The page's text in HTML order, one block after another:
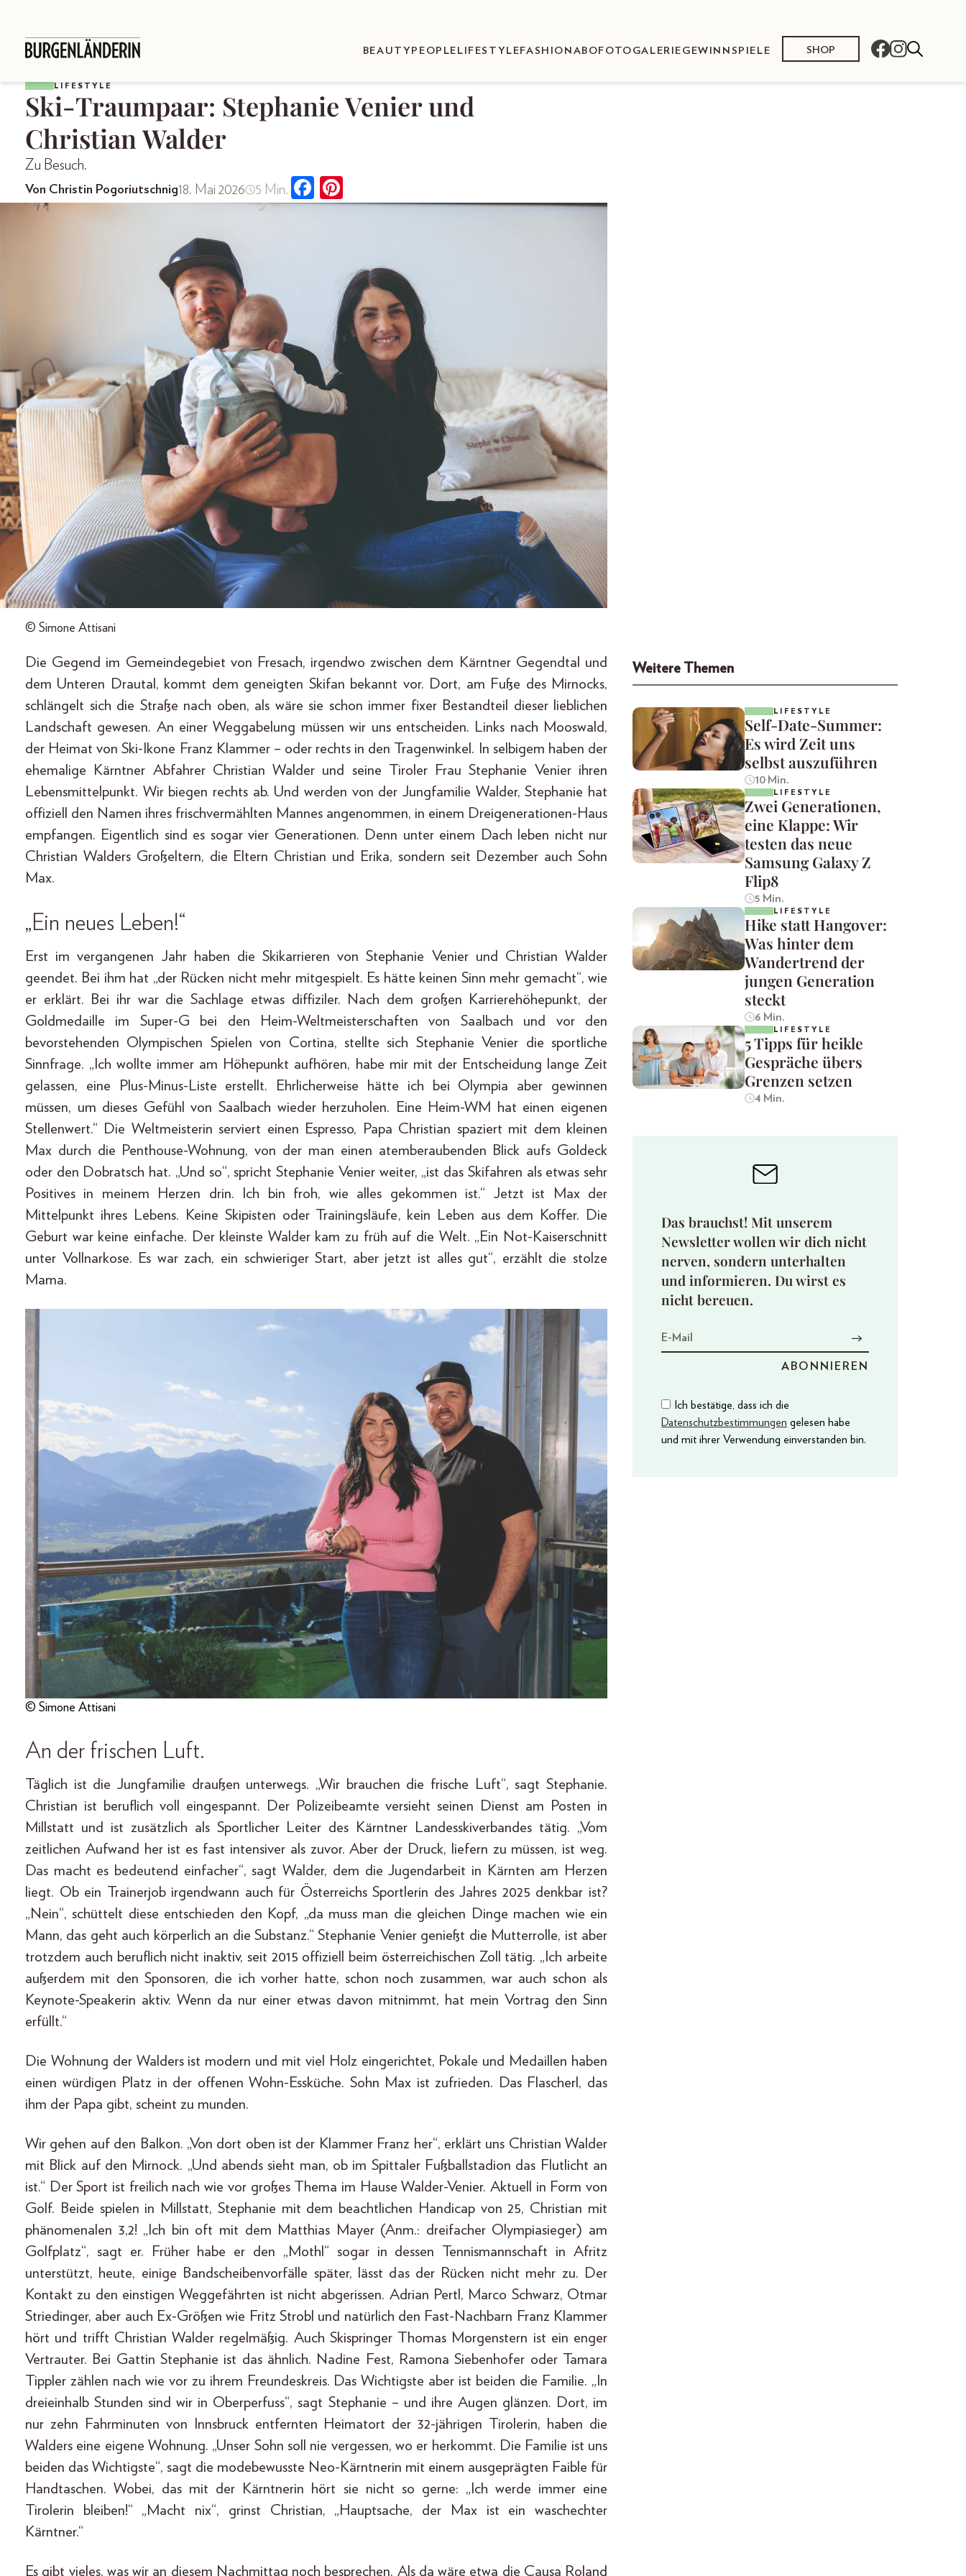
BEAUTY PEOPLE LIFESTYLEFASHION ABOFOTOGALERIE GEWINNSPIELE SHOP
LIFESTYLE
Ski-Traumpaar: Stephanie Venier und
Christian Walder
Zu Besuch.
Von Christin Pogoriutschnig18. Mai 2026 5 Min.
© Simone Attisani
Die Gegend im Gemeindegebiet von Fresach, irgendwo zwischen dem Kärntner Gegendtal und
dem Unteren Drautal, kommt dem geneigten Skifan bekannt vor. Dort, am Fuße des Mirnocks,
schlängelt sich die Straße nach oben, als wäre sie schon immer fixer Bestandteil dieser lieblichen
Landschaft gewesen. An einer Weggabelung müssen wir uns entscheiden. Links nach Mooswald,
der Heimat von Ski-Ikone Franz Klammer – oder rechts in den Tragenwinkel. In selbigem haben der
ehemalige Kärntner Abfahrer Christian Walder und seine Tiroler Frau Stephanie Venier ihren
Lebensmittelpunkt. Wir biegen rechts ab. Und werden von der Jungfamilie Walder, Stephanie hat
offiziell den Namen ihres frischvermählten Mannes angenommen, in einem Dreigenerationen-Haus
empfangen. Eigentlich sind es sogar vier Generationen. Denn unter einem Dach leben nicht nur
Christian Walders Großeltern, die Eltern Christian und Erika, sondern seit Dezember auch Sohn
Max.
„Ein neues Leben!“
Erst im vergangenen Jahr haben die Skikarrieren von Stephanie Venier und Christian Walder
geendet. Bei ihm hat „der Rücken nicht mehr mitgespielt. Es hätte keinen Sinn mehr gemacht“, wie
er erklärt. Bei ihr war die Sachlage etwas diffiziler. Nach dem großen Karrierehöhepunkt, der
Goldmedaille im Super-G bei den Heim-Weltmeisterschaften von Saalbach und vor den
bevorstehenden Olympischen Spielen von Cortina, stellte sich Stephanie Venier die sportliche
Sinnfrage. „Ich wollte immer am Höhepunkt aufhören, habe mir mit der Entscheidung lange Zeit
gelassen, eine Plus-Minus-Liste erstellt. Ehrlicherweise hätte ich bei Olympia aber gewinnen
müssen, um dieses Gefühl von Saalbach wieder herzuholen. Eine Heim-WM hat einen eigenen
Stellenwert.“ Die Weltmeisterin serviert einen Espresso, Papa Christian spaziert mit dem kleinen
Max durch die Penthouse-Wohnung, von der man einen atemberaubenden Blick aufs Goldeck
oder den Dobratsch hat. „Und so“, spricht Stephanie Venier weiter, „ist das Skifahren als etwas sehr
Positives in meinem Herzen drin. Ich bin froh, wie alles gekommen ist.“ Jetzt ist Max der
Mittelpunkt ihres Lebens. Keine Skipisten oder Trainingsläufe, kein Leben aus dem Koffer. Die
Geburt war keine einfache. Der kleinste Walder kam zu früh auf die Welt. „Ein Not-Kaiserschnitt
unter Vollnarkose. Es war zach, ein schwieriger Start, aber jetzt ist alles gut“, erzählt die stolze
Mama.
© Simone Attisani
An der frischen Luft.
Täglich ist die Jungfamilie draußen unterwegs. „Wir brauchen die frische Luft“, sagt Stephanie.
Christian ist beruflich voll eingespannt. Der Polizeibeamte versieht seinen Dienst am Posten in
Millstatt und ist zusätzlich als Sportlicher Leiter des Kärntner Landesskiverbandes tätig. „Vom
zeitlichen Aufwand her ist es fast intensiver als zuvor. Aber der Druck, liefern zu müssen, ist weg.
Das macht es bedeutend einfacher“, sagt Walder, dem die Jugendarbeit in Kärnten am Herzen
liegt. Ob ein Trainerjob irgendwann auch für Österreichs Sportlerin des Jahres 2025 denkbar ist?
„Nein“, schüttelt diese entschieden den Kopf, „da muss man die gleichen Dinge machen wie ein
Mann, das geht auch körperlich an die Substanz.“ Stephanie Venier genießt die Mutterrolle, ist aber
trotzdem auch beruflich nicht inaktiv, seit 2015 offiziell beim österreichischen Zoll tätig. „Ich arbeite
außerdem mit den Sponsoren, die ich vorher hatte, schon noch zusammen, war auch schon als
Keynote-Speakerin aktiv. Wenn da nur einer etwas davon mitnimmt, hat mein Vortrag den Sinn
erfüllt.“
Die Wohnung der Walders ist modern und mit viel Holz eingerichtet, Pokale und Medaillen haben
einen würdigen Platz in der offenen Wohn-Essküche. Sohn Max ist zufrieden. Das Flascherl, das
ihm der Papa gibt, scheint zu munden.
Wir gehen auf den Balkon. „Von dort oben ist der Klammer Franz her“, erklärt uns Christian Walder
mit Blick auf den Mirnock. „Und abends sieht man, ob im Spittaler Fußballstadion das Flutlicht an
ist.“ Der Sport ist freilich nach wie vor großes Thema im Hause Walder-Venier. Aktuell in Form von
Golf. Beide spielen in Millstatt, Stephanie mit dem beachtlichen Handicap von 25, Christian mit
phänomenalen 3,2! „Ich bin oft mit dem Matthias Mayer (Anm.: dreifacher Olympiasieger) am
Golfplatz“, sagt er. Früher habe er den „Mothl“ sogar in dessen Tennismannschaft in Afritz
unterstützt, heute, einige Bandscheibenvorfälle später, lässt das der Rücken nicht mehr zu. Der
Kontakt zu den einstigen Weggefährten ist nicht abgerissen. Adrian Pertl, Marco Schwarz, Otmar
Striedinger, aber auch Ex-Größen wie Fritz Strobl und natürlich den Fast-Nachbarn Franz Klammer
hört und trifft Christian Walder regelmäßig. Auch Skispringer Thomas Morgenstern ist ein enger
Vertrauter. Bei Gattin Stephanie ist das ähnlich. Nadine Fest, Ramona Siebenhofer oder Tamara
Tippler zählen nach wie vor zu ihrem Freundeskreis. Das Wichtigste aber ist beiden die Familie. „In
dreieinhalb Stunden sind wir in Oberperfuss“, sagt Stephanie – und ihre Augen glänzen. Dort, im
nur zehn Fahrminuten von Innsbruck entfernten Heimatort der 32-jährigen Tirolerin, haben die
Walders eine eigene Wohnung. „Unser Sohn soll nie vergessen, wo er herkommt. Die Familie ist uns
beiden das Wichtigste“, sagt die modebewusste Neo-Kärntnerin mit einem ausgeprägten Faible für
Handtaschen. Wobei, das mit der Kärntnerin hört sie nicht so gerne: „Ich werde immer eine
Tirolerin bleiben!“ „Macht nix“, grinst Christian, „Hauptsache, der Max ist ein waschechter
Kärntner.“
Es gibt vieles, was wir an diesem Nachmittag noch besprechen. Als da wäre etwa die Causa Roland
Weitere Themen
LIFESTYLE
Self-Date-Summer:
Es wird Zeit uns
selbst auszuführen
10 Min.
LIFESTYLE
Zwei Generationen,
eine Klappe: Wir
testen das neue
Samsung Galaxy Z
Flip8
5 Min.
LIFESTYLE
Hike statt Hangover:
Was hinter dem
Wandertrend der
jungen Generation
steckt
6 Min.
LIFESTYLE
5 Tipps für heikle
Gespräche übers
Grenzen setzen
4 Min.
Das brauchst! Mit unserem
Newsletter wollen wir dich nicht
nerven, sondern unterhalten
und informieren. Du wirst es
nicht bereuen.
Ich bestätige, dass ich die
Datenschutzbestimmungen gelesen habe
und mit ihrer Verwendung einverstanden bin.